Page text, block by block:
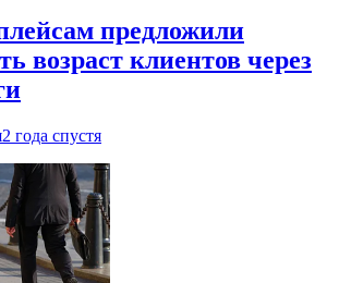
предложили
возраст клиентов через
2 года спустя